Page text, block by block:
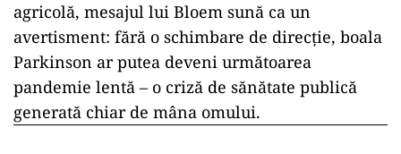
agricolă, mesajul lui Bloem sună ca un
avertisment: fără o schimbare de direcție, boala
Parkinson ar putea deveni următoarea
pandemie lentă – o criză de sănătate publică
generată chiar de mâna omului.